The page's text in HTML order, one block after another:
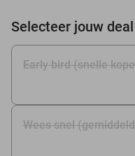
Selecteer jouw deal
Early bird (snelle
Wees snel